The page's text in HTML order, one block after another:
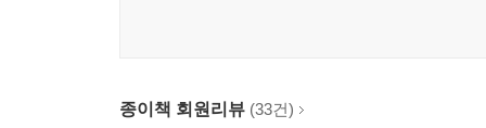
묻는 과학자의 문장들》은 고대 탈레스부터 아인
종이책 회원리뷰 (33건)